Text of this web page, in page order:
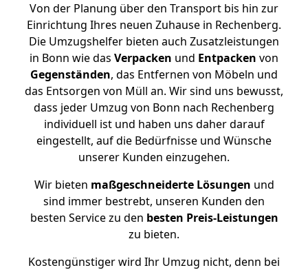
Von der Planung über den Transport bis hin zur
Einrichtung Ihres neuen Zuhause in Rechenberg.
Die Umzugshelfer bieten auch Zusatzleistungen
in Bonn wie das Verpacken und Entpacken von
Gegenständen, das Entfernen von Möbeln und
das Entsorgen von Müll an. Wir sind uns bewusst,
dass jeder Umzug von Bonn nach Rechenberg
individuell ist und haben uns daher darauf
eingestellt, auf die Bedürfnisse und Wünsche
unserer Kunden einzugehen.
Wir bieten maßgeschneiderte Lösungen und
sind immer bestrebt, unseren Kunden den
besten Service zu den besten Preis-Leistungen
zu bieten.
Kostengünstiger wird Ihr Umzug nicht, denn bei